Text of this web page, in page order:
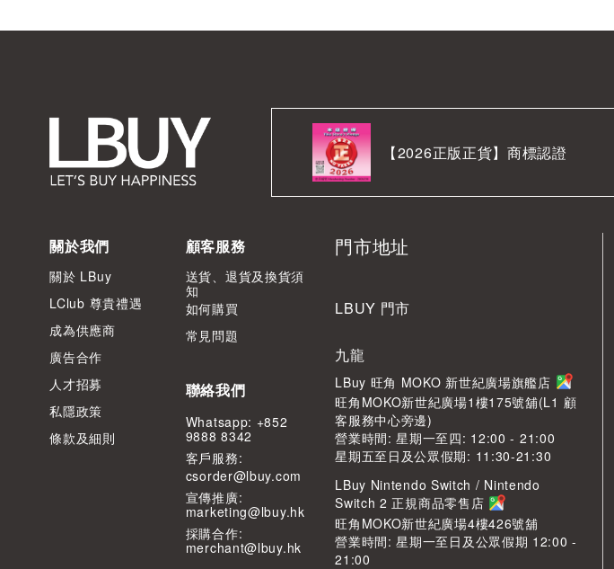
【2026正版正貨】商標認證
關於我們
關於 LBuy
LClub 尊貴禮遇
成為供應商
廣告合作
人才招募
私隱政策
條款及細則
顧客服務
送貨、退貨及換貨須
知
如何購買
常見問題
聯絡我們
Whatsapp: +852
9888 8342
客⼾服務:
csorder@lbuy.com
宣傳推廣:
marketing@lbuy.hk
採購合作:
merchant@lbuy.hk
門市地址
LBUY 門市
九龍
LBuy 旺角 MOKO 新世紀廣場旗艦店
旺角MOKO新世紀廣場1樓175號舖(L1 顧
客服務中心旁邊)
營業時間: 星期一至四: 12:00 - 21:00
星期五至日及公眾假期: 11:30-21:30
LBuy Nintendo Switch / Nintendo
Switch 2 正規商品零售店
旺角MOKO新世紀廣場4樓426號舖
營業時間: 星期一至日及公眾假期 12:00 -
21:00